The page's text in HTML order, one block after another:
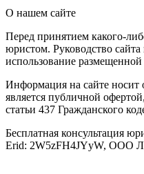
О нашем сайте
Перед принятием какого-
юристом. Руководство сайта
использование
Информация на сайте носит
является публичной
статьи 437 Гражданского
Бесплатная консультация
Erid: 2W5zFH4JYyW, ООО